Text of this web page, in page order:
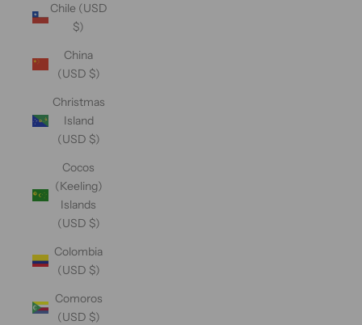
Chile (USD
$)
China
(USD $)
Christmas
Island
(USD $)
Cocos
(Keeling)
Islands
(USD $)
Colombia
(USD $)
Comoros
(USD $)